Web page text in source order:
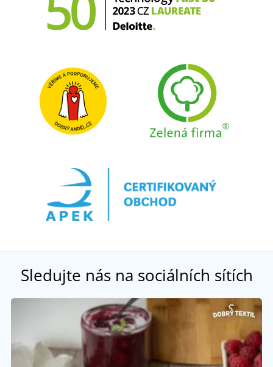
Sledujte nás na sociálních sítích